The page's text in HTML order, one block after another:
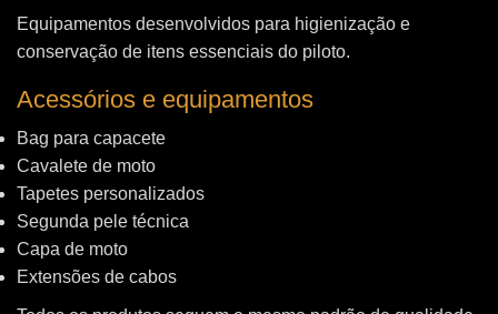
Equipamentos desenvolvidos para higienização e
conservação de itens essenciais do piloto.
Acessórios e equipamentos
Bag para capacete
Cavalete de moto
Tapetes personalizados
Segunda pele técnica
Capa de moto
Extensões de cabos